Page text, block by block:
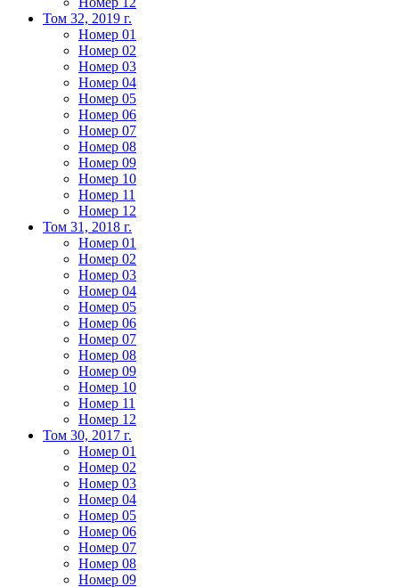
Том 32, 2019 г.
Номер 01
Номер 02
Номер 03
Номер 04
Номер 05
Номер 06
Номер 07
Номер 08
Номер 09
Номер 10
Номер 11
Номер 12
Том 31, 2018 г.
Номер 01
Номер 02
Номер 03
Номер 04
Номер 05
Номер 06
Номер 07
Номер 08
Номер 09
Номер 10
Номер 11
Номер 12
Том 30, 2017 г.
Номер 01
Номер 02
Номер 03
Номер 04
Номер 05
Номер 06
Номер 07
Номер 08
Номер 09